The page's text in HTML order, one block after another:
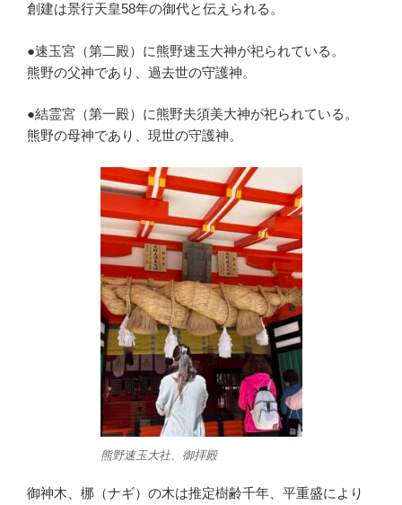
創建は景行天皇58年の御代と伝えられる。
●速玉宮（第二殿）に熊野速玉大神が祀られている。
熊野の父神であり、過去世の守護神。
●結霊宮（第一殿）に熊野夫須美大神が祀られている。
熊野の母神であり、現世の守護神。
熊野速玉大社、御拝殿
御神木、梛（ナギ）の木は推定樹齢千年、平重盛により